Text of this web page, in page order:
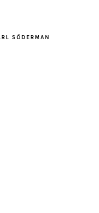
SÖDERMAN